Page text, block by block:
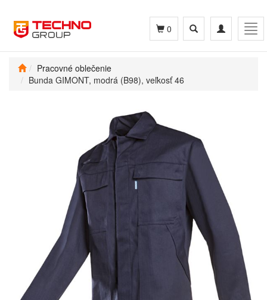
Toggle
navigation
Toggle
search
0
Pracovné oblečenie
Bunda GIMONT, modrá (B98), veľkosť 46